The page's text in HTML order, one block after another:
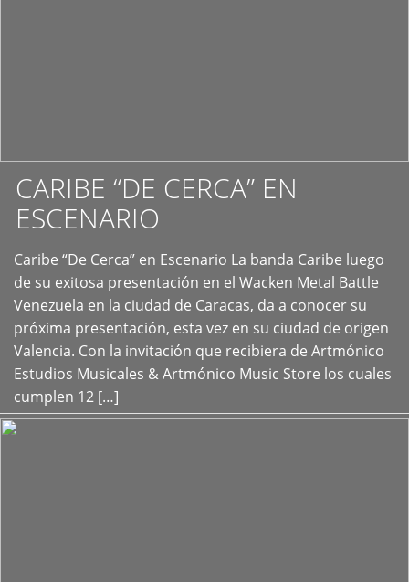
CARIBE “DE CERCA” EN
ESCENARIO
Caribe “De Cerca” en Escenario La banda Caribe luego
de su exitosa presentación en el Wacken Metal Battle
Venezuela en la ciudad de Caracas, da a conocer su
próxima presentación, esta vez en su ciudad de origen
Valencia. Con la invitación que recibiera de Artmónico
Estudios Musicales & Artmónico Music Store los cuales
cumplen 12 […]
+